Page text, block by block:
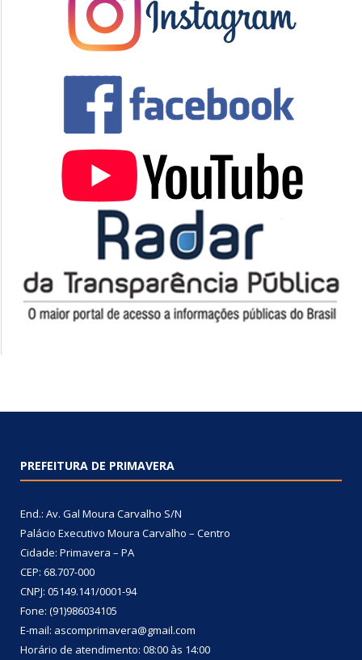
PREFEITURA DE PRIMAVERA
End.: Av. Gal Moura Carvalho S/N
Palácio Executivo Moura Carvalho – Centro
Cidade: Primavera – PA
CEP: 68.707-000
CNPJ: 05149.141/0001-94
Fone: (91)986034105
E-mail: ascomprimavera@gmail.com
Horário de atendimento: 08:00 às 14:00